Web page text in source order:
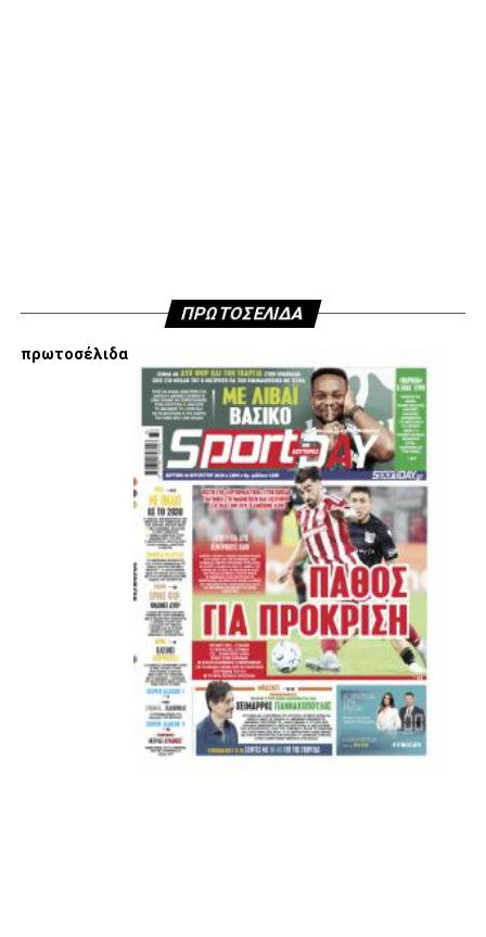
Εμείς είμαστε μόνο Π.Α.Ο.Κ.
Μόνο τα 4 γράμματα έχουν σημασία για εμάς και
ΚΑΝΕΝΑΣ δεν είναι πάνω απο αυτά τα ιερά γράμματα.
ADVERTISEMENT
ΑΜΠΑΛΑΕΑ, ΜΑΚΕΔΟΝΕΣ, ΤΟΥΜΠΑ, #031#
ΠΡΩΤΟΣΕΛΙΔΑ
πρωτοσέλιδα